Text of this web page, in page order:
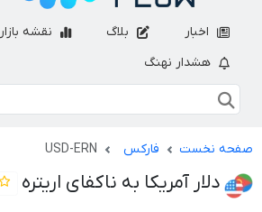
اخبار بلاگ نقشه بازار
هشدار نهنگ
صفحه نخست فارکس USD-ERN
دلار آمریکا به ناکفای اریتره